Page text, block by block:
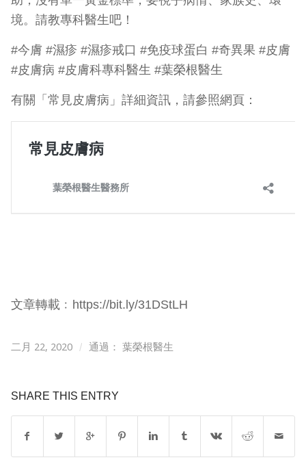
境。請教專科醫生吧！
#今膚 #濕疹 #濕疹戒口 #免疫球蛋白 #奇異果 #皮膚
#皮膚病 #皮膚科專科醫生 #葉榮根醫生
有關「常見皮膚病」詳細資訊，請參照網頁：
文章轉載﹕https://bit.ly/31DStLH
二月 22, 2020 / 通過： 葉榮根醫生
SHARE THIS ENTRY